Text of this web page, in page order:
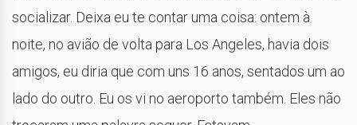
socializar. Deixa eu te contar uma coisa: ontem à
noite, no avião de volta para Los Angeles, havia dois
amigos, eu diria que com uns 16 anos, sentados um ao
lado do outro. Eu os vi no aeroporto também. Eles não